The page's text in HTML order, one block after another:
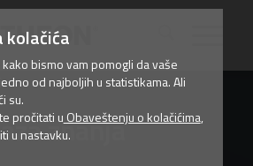
znanja
kolačića
bismo vam pomogli da vaše
od najboljih u statistikama. Ali
su.
pročitati u Obaveštenju o kolačićima,
u nastavku.